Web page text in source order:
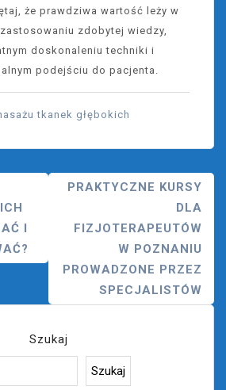
że prawdziwa wartość leży w
zdobytej wiedzy,
doskonaleniu techniki i
podejściu do pacjenta.
tkanek głębokich
I
PRAKTYCZNE KURSY
DLA
FIZJOTERAPEUTÓW
W POZNANIU
PROWADZONE PRZEZ
SPECJALISTÓW
Szukaj
Szukaj